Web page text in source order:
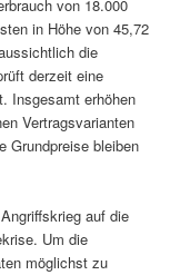
von 18.000
in Höhe von 45,72
die
derzeit eine
Insgesamt erhöhen
Vertragsvarianten
Grundpreise bleiben
auf die
Um die
möglichst zu